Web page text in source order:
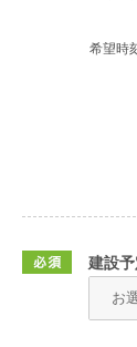
希望時
建設